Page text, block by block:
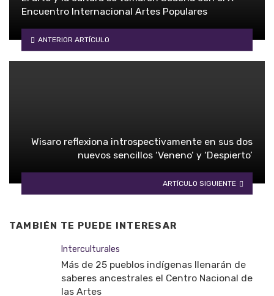
Encuentro Internacional Artes Populares
ANTERIOR ARTÍCULO
Wisaro reflexiona introspectivamente en sus dos
nuevos sencillos ‘Veneno’ y ‘Despierto’
ARTÍCULO SIGUIENTE
TAMBIÉN TE PUEDE INTERESAR
Interculturales
Más de 25 pueblos indígenas llenarán de
saberes ancestrales el Centro Nacional de
las Artes